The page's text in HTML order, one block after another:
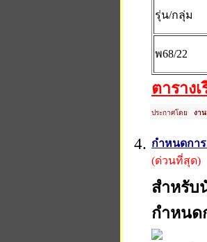
รุ่น/กลุ่ม
พ68/22
ตาราง
ประกาศโดย งา
4. กำหนดการ
(ด่วนที่สุด)
สำหรับ
กำหนด